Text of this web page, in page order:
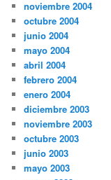
noviembre 2004
octubre 2004
junio 2004
mayo 2004
abril 2004
febrero 2004
enero 2004
diciembre 2003
noviembre 2003
octubre 2003
junio 2003
mayo 2003